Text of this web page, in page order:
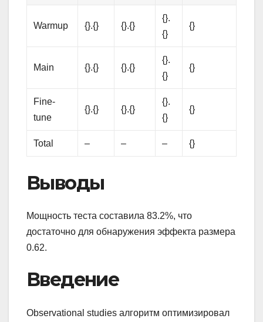
Warmup {}.{} {}.{}
{}.
{}
{}
Main {}.{} {}.{}
{}.
{}
{}
Fine-
tune
{}.{} {}.{}
{}.
{}
{}
Total – – – {}
Выводы
Мощность теста составила 83.2%, что
достаточно для обнаружения эффекта размера
0.62.
Введение
Observational studies алгоритм оптимизировал